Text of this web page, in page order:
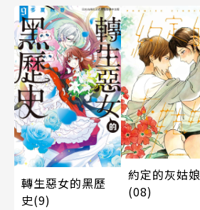
轉生惡女的黑歷
史(9)
約定的灰姑娘
(08)